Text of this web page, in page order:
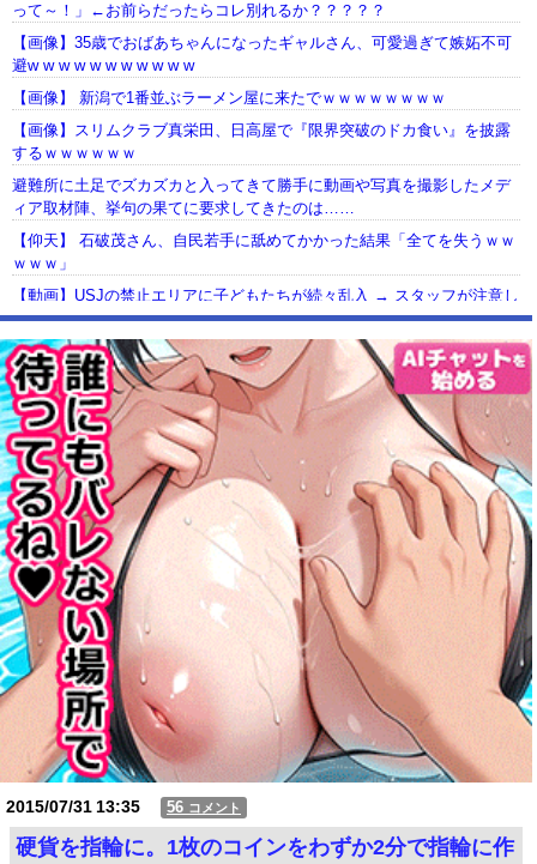
って～！」←お前らだったらコレ別れるか？？？？？
【画像】35歳でおばあちゃんになったギャルさん、可愛過ぎて嫉妬不可
避w w w w w w w w w w w
【画像】 新潟で1番並ぶラーメン屋に来たでｗｗｗｗｗｗｗｗ
【画像】スリムクラブ真栄田、日高屋で『限界突破のドカ食い』を披露
するｗｗｗｗｗｗ
避難所に土足でズカズカと入ってきて勝手に動画や写真を撮影したメデ
ィア取材陣、挙句の果てに要求してきたのは……
【仰天】 石破茂さん、自民若手に舐めてかかった結果「全てを失うｗｗ
ｗｗｗ」
【動画】USJの禁止エリアに子どもたちが続々乱入 → スタッフが注意し
ても止まらない事態に
Powered by livedoor 相互RSS
2015/07/3113:35 56 コメント
硬貨を指輪に。1枚のコインをわずか2分で指輪に作